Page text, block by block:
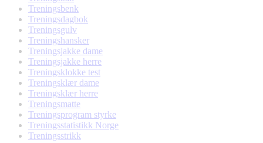
Treningsbenk
Treningsdagbok
Treningsgulv
Treningshansker
Treningsjakke dame
Treningsjakke herre
Treningsklokke test
Treningsklær dame
Treningsklær herre
Treningsmatte
Treningsprogram styrke
Treningsstatistikk Norge
Treningsstrikk